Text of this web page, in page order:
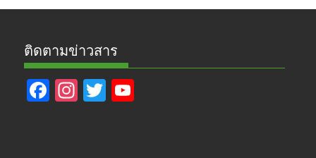
ติดตามข่าวสาร
F In T